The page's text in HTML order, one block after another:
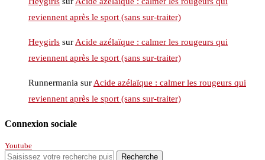
reviennent après le sport (sans sur-traiter)
Heygirls surAcide azélaïque : calmer les rougeurs qui
reviennent après le sport (sans sur-traiter)
Runnermania surAcide azélaïque : calmer les rougeurs qui
reviennent après le sport (sans sur-traiter)
Connexion sociale
Youtube